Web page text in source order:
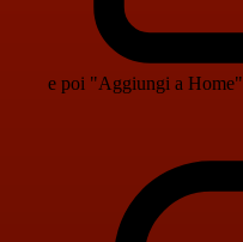
e poi "Aggiungi a Home"